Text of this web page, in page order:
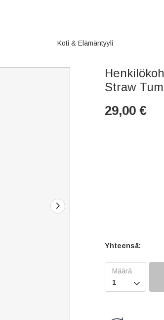
Koti & Elämäntyyli
Straw
29,00 €
Yhteensä:
